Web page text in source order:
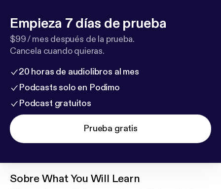
Empieza 7 días de prueba
$99 / mes después de la prueba.
Cancela cuando quieras.
20 horas de audiolibros al mes
Podcasts solo en Podimo
Podcast gratuitos
Prueba gratis
SobreWhat You Will Learn